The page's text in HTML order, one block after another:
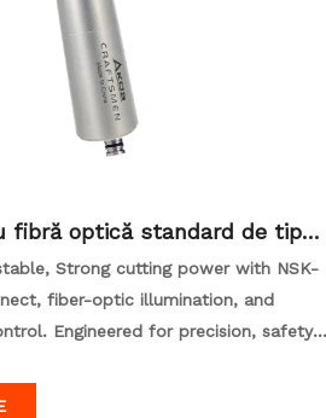
fibră optică standard de tip N
Strong cutting power with NSK-
fiber-optic illumination, and
Engineered for precision, safety,